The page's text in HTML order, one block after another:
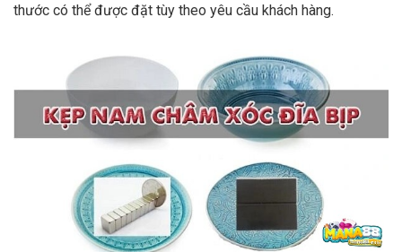
thước có thể được đặt tùy theo yêu cầu khách hàng.